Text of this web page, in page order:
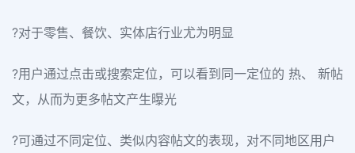
?对于零售、餐饮、实体店行业尤为明显
?用户通过点击或搜索定位，可以看到同一定位的 热、 新帖
文，从而为更多帖文产生曝光
?可通过不同定位、类似内容帖文的表现，对不同地区用户